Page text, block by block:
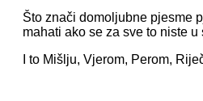
Što znači domoljubne pjesme
mahati ako se za sve to niste u
I to Mišlju, Vjerom, Perom,